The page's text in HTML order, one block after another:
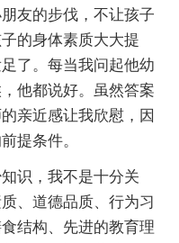
友的步伐，不让孩子
的身体素质大大提
了。每当我问起他幼
他都说好。虽然答案
亲近感让我欣慰，因
提条件。
识，我不是十分关
、道德品质、行为习
结构、先进的教育理